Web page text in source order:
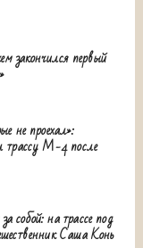
закончился первый
не проехал»:
трассу М-4 после
на трассе под
Саша Конь